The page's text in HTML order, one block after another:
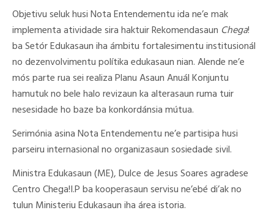
Objetivu seluk husi Nota Entendementu ida ne’e mak
implementa atividade sira haktuir Rekomendasaun Chega!
ba Setór Edukasaun iha ámbitu fortalesimentu institusionál
no dezenvolvimentu polítika edukasaun nian. Alende ne’e
mós parte rua sei realiza Planu Asaun Anuál Konjuntu
hamutuk no bele halo revizaun ka alterasaun ruma tuir
nesesidade ho baze ba konkordánsia mútua.
Serimónia asina Nota Entendementu ne’e partisipa husi
parseiru internasional no organizasaun sosiedade sivil.
Ministra Edukasaun (ME), Dulce de Jesus Soares agradese
Centro Chega!I.P ba kooperasaun servisu ne’ebé di’ak no
tulun Ministeriu Edukasaun iha área istoria.